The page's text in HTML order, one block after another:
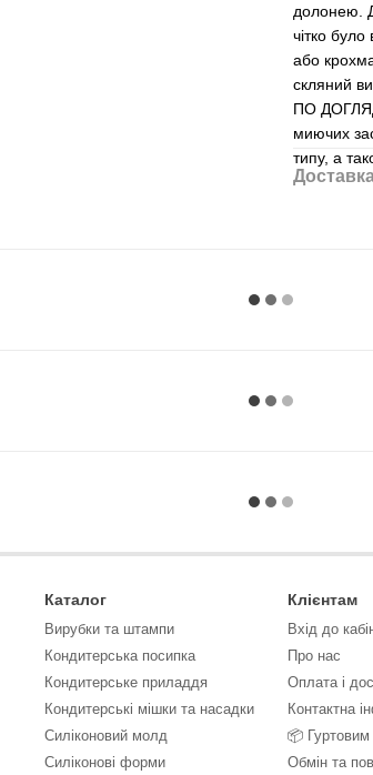
долонею.
чітко
або
скляний
ПО
миючих
типу, а
Каталог
Вирубки та штампи
Кондитерська посипка
Кондитерське приладдя
Кондитерські мішки та насадки
Силіконовий молд
Силіконові форми
Клієнтам
Вхід до
Про нас
Оплата і
Контактна
📦 Гуртовим
Обмін та